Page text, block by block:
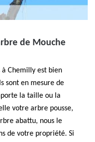
de Mouche
Chemilly est bien
sont en mesure de
la taille ou la
votre arbre pousse,
abattu, nous le
de votre propriété. Si